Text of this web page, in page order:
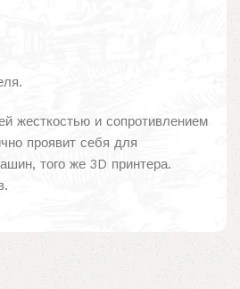
жесткостью и сопротивлением
проявит себя для
того же 3D принтера.